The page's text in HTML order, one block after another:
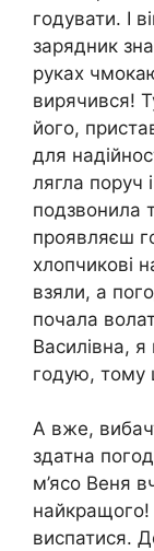
годувати. І
зарядник
руках
вирячився!
його,
для
лягла поруч
подзвонила
проявляєш
хлопчикові
взяли, а
почала
Василівна,
годую, тому
А вже,
здатна
м’ясо Веня
найкращого!
виспатися.